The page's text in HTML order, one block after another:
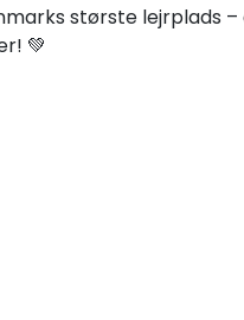
største lejrplads –
💚